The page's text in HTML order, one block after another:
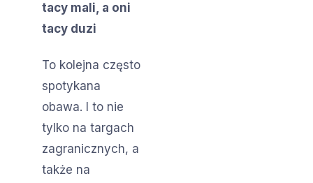
tacy mali, a oni
tacy duzi
To kolejna często
spotykana
obawa. I to nie
tylko na targach
zagranicznych, a
także na